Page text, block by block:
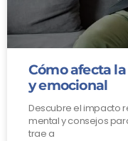
Cómo afecta
y emocional
Descubre el impacto
mental y consejos
trae a